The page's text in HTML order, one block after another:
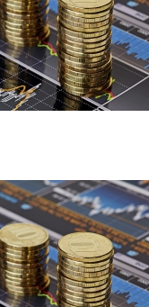
Link